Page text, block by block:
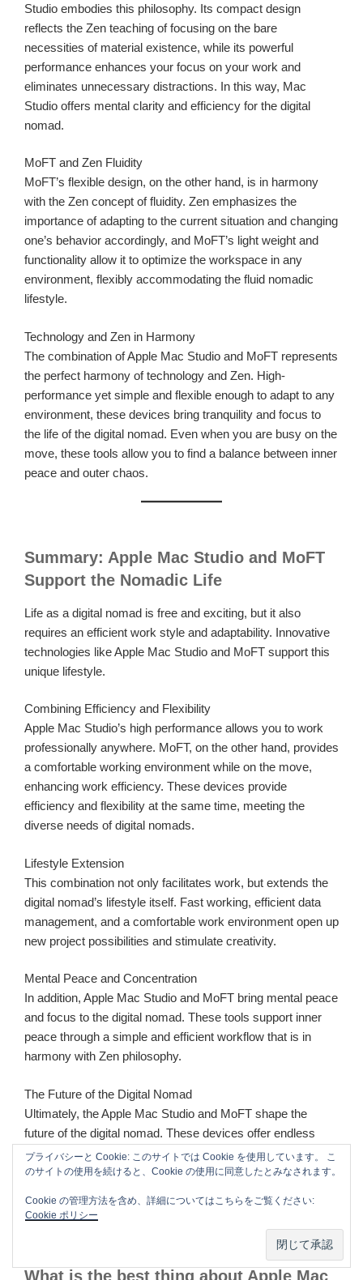
Studio embodies this philosophy. Its compact design
reflects the Zen teaching of focusing on the bare
necessities of material existence, while its powerful
performance enhances your focus on your work and
eliminates unnecessary distractions. In this way, Mac
Studio offers mental clarity and efficiency for the digital
nomad.
MoFT and Zen Fluidity
MoFT’s flexible design, on the other hand, is in harmony
with the Zen concept of fluidity. Zen emphasizes the
importance of adapting to the current situation and changing
one’s behavior accordingly, and MoFT’s light weight and
functionality allow it to optimize the workspace in any
environment, flexibly accommodating the fluid nomadic
lifestyle.
Technology and Zen in Harmony
The combination of Apple Mac Studio and MoFT represents
the perfect harmony of technology and Zen. High-
performance yet simple and flexible enough to adapt to any
environment, these devices bring tranquility and focus to
the life of the digital nomad. Even when you are busy on the
move, these tools allow you to find a balance between inner
peace and outer chaos.
Summary: Apple Mac Studio and MoFT
Support the Nomadic Life
Life as a digital nomad is free and exciting, but it also
requires an efficient work style and adaptability. Innovative
technologies like Apple Mac Studio and MoFT support this
unique lifestyle.
Combining Efficiency and Flexibility
Apple Mac Studio’s high performance allows you to work
professionally anywhere. MoFT, on the other hand, provides
a comfortable working environment while on the move,
enhancing work efficiency. These devices provide
efficiency and flexibility at the same time, meeting the
diverse needs of digital nomads.
Lifestyle Extension
This combination not only facilitates work, but extends the
digital nomad’s lifestyle itself. Fast working, efficient data
management, and a comfortable work environment open up
new project possibilities and stimulate creativity.
Mental Peace and Concentration
In addition, Apple Mac Studio and MoFT bring mental peace
and focus to the digital nomad. These tools support inner
peace through a simple and efficient workflow that is in
harmony with Zen philosophy.
The Future of the Digital Nomad
Ultimately, the Apple Mac Studio and MoFT shape the
future of the digital nomad. These devices offer endless
options for work locations, and the creative possibilities are
equally expansive. The nomadic lifestyle will become even
What is the best thing about Apple Mac
プライバシーと Cookie: このサイトでは Cookie を使用しています。 こ
のサイトの使用を続けると、Cookie の使用に同意したとみなされます。
Cookie の管理方法を含め、詳細についてはこちらをご覧ください:
Cookie ポリシー